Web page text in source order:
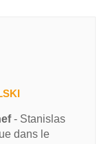
- Stanislas
dans le